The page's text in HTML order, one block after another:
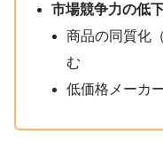
市場競争力の低
商品の同質化
む
低価格メーカ